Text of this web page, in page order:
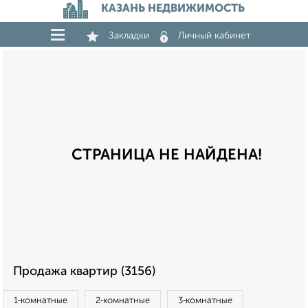
КАЗАНЬ НЕДВИЖИМОСТЬ
Закладки Личный кабинет
СТРАНИЦА НЕ НАЙДЕНА!
Продажа квартир (3156)
1‑комнатные 2‑комнатные 3‑комнатные